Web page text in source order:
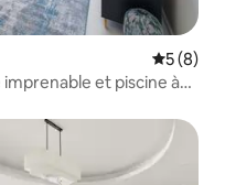
5 (8)
imprenable et piscine à